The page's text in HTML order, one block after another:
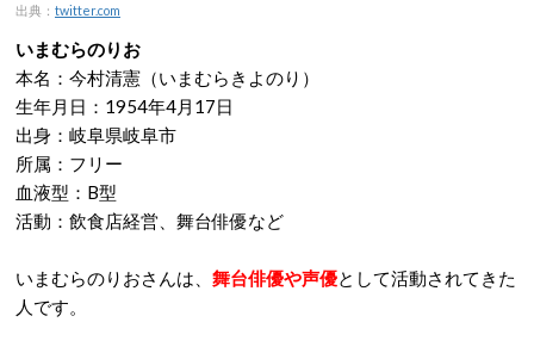
出典： twitter.com
いまむらのりお
本名：今村清憲（いまむらきよのり）
生年月日：1954年4月17日
出身：岐阜県岐阜市
所属：フリー
血液型：B型
活動：飲食店経営、舞台俳優など
いまむらのりおさんは、 舞台俳優や声優として活動されてきた
人です。